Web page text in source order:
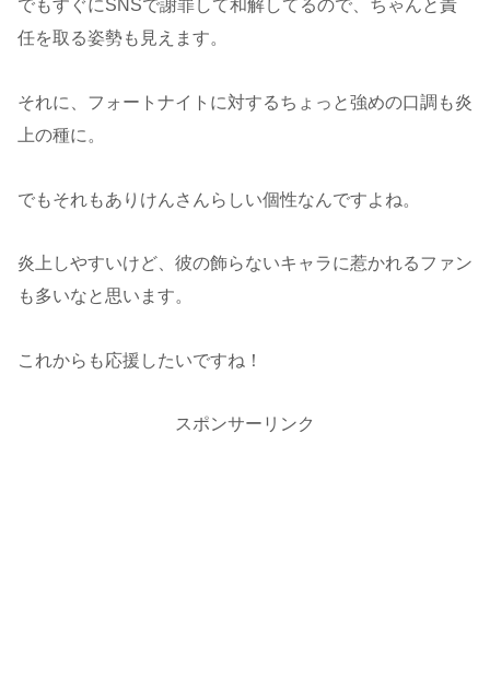
でもすぐにSNSで謝罪して和解してるので、ちゃんと責
任を取る姿勢も見えます。
それに、フォートナイトに対するちょっと強めの口調も炎
上の種に。
でもそれもありけんさんらしい個性なんですよね。
炎上しやすいけど、彼の飾らないキャラに惹かれるファン
も多いなと思います。
これからも応援したいですね！
スポンサーリンク